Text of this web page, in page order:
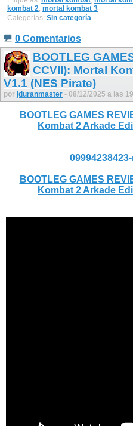
kombat 2 mortal kombat 3
Categorías: Sin categoría
0 Comentarios
BOOTLEG
CCVII): Mortal
V1.1 (NES Pirate)
por jduranmaster - 08/12/2025 a las
BOOTLEG GAMES
Kombat 2 Arkade
BOOTLEG GAMES
Kombat 2 Arkade